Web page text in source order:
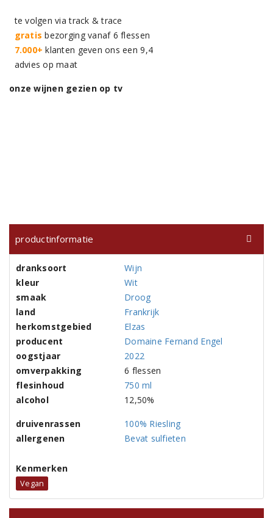
te volgen via track & trace
gratis bezorging vanaf 6 flessen
7.000+ klanten geven ons een 9,4
advies op maat
onze wijnen gezien op tv
productinformatie
dranksoort
Wijn
kleur
Wit
smaak
Droog
land
Frankrijk
herkomstgebied
Elzas
producent
Domaine Fernand Engel
oogstjaar
2022
omverpakking
6 flessen
flesinhoud
750 ml
alcohol
12,50%
druivenrassen
100% Riesling
allergenen
Bevat sulfieten
Kenmerken
Vegan